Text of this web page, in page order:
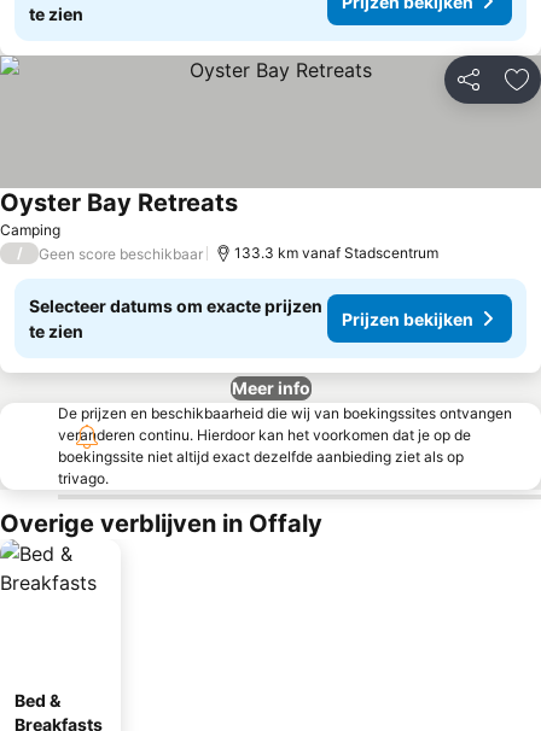
te zien
Delen
Camping
Oyster Bay RetreatsPrijzen bekijken
/ Geen score beschikbaar 133.3 km vanaf Stadscentrum
Selecteer datums om exacte prijzen
te zien
Prijzen bekijken
Meer info
De prijzen en beschikbaarheid die wij van boekingssites ontvangen
veranderen continu. Hierdoor kan het voorkomen dat je op de
boekingssite niet altijd exact dezelfde aanbieding ziet als op
trivago.
Overige verblijven in Offaly
Bed &
Breakfasts